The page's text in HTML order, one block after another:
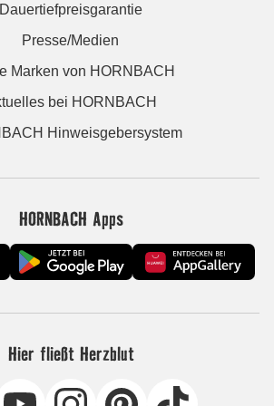
Dauertiefpreisgarantie
Presse/Medien
Marken von HORNBACH
bei HORNBACH
Hinweisgebersystem
HORNBACH Apps
Hier fließt Herzblut